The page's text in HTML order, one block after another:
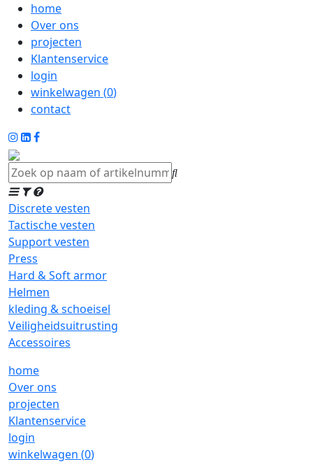
home
Over ons
projecten
Klantenservice
login
winkelwagen (0)
contact
Discrete vesten
Tactische vesten
Support vesten
Press
Hard & Soft armor
Helmen
kleding & schoeisel
Veiligheidsuitrusting
Accessoires
home
Over ons
projecten
Klantenservice
login
winkelwagen (0)